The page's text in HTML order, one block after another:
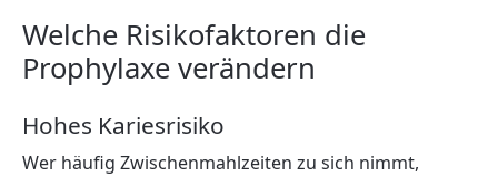
Welche Risikofaktoren die
Prophylaxe verändern
Hohes Kariesrisiko
Wer häufig Zwischenmahlzeiten zu sich nimmt,